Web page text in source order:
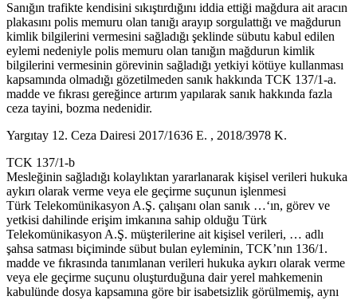
Sanığın trafikte kendisini sıkıştırdığını iddia ettiği mağdura ait aracın
plakasını polis memuru olan tanığı arayıp sorgulattığı ve mağdurun
kimlik bilgilerini vermesini sağladığı şeklinde sübutu kabul edilen
eylemi nedeniyle polis memuru olan tanığın mağdurun kimlik
bilgilerini vermesinin görevinin sağladığı yetkiyi kötüye kullanması
kapsamında olmadığı gözetilmeden sanık hakkında TCK 137/1-a.
madde ve fıkrası gereğince artırım yapılarak sanık hakkında fazla
ceza tayini, bozma nedenidir.
Yargıtay 12. Ceza Dairesi 2017/1636 E. , 2018/3978 K.
TCK 137/1-b
Mesleğinin sağladığı kolaylıktan yararlanarak kişisel verileri hukuka
aykırı olarak verme veya ele geçirme suçunun işlenmesi
Türk Telekomünikasyon A.Ş. çalışanı olan sanık …‘ın, görev ve
yetkisi dahilinde erişim imkanına sahip olduğu Türk
Telekomünikasyon A.Ş. müşterilerine ait kişisel verileri, … adlı
şahsa satması biçiminde sübut bulan eyleminin, TCK’nın 136/1.
madde ve fıkrasında tanımlanan verileri hukuka aykırı olarak verme
veya ele geçirme suçunu oluşturduğuna dair yerel mahkemenin
kabulünde dosya kapsamına göre bir isabetsizlik görülmemiş, aynı